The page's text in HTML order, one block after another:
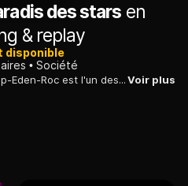
des stars en
& replay
disponible
Société
Inauguré en 1870, l'hôtel du Cap-Eden-Roc est l'un des plus luxueux palaces du monde. Ernest Hemingway, Douglas Fairbanks, Rita Hayworth, Marlene Dietrich et tant d'autres célébrités y ont séjourné.Voir plus